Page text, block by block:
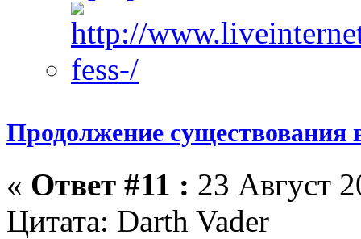
Продолжение существования
« Ответ #11 : 23 Август
Цитата: Darth Vader